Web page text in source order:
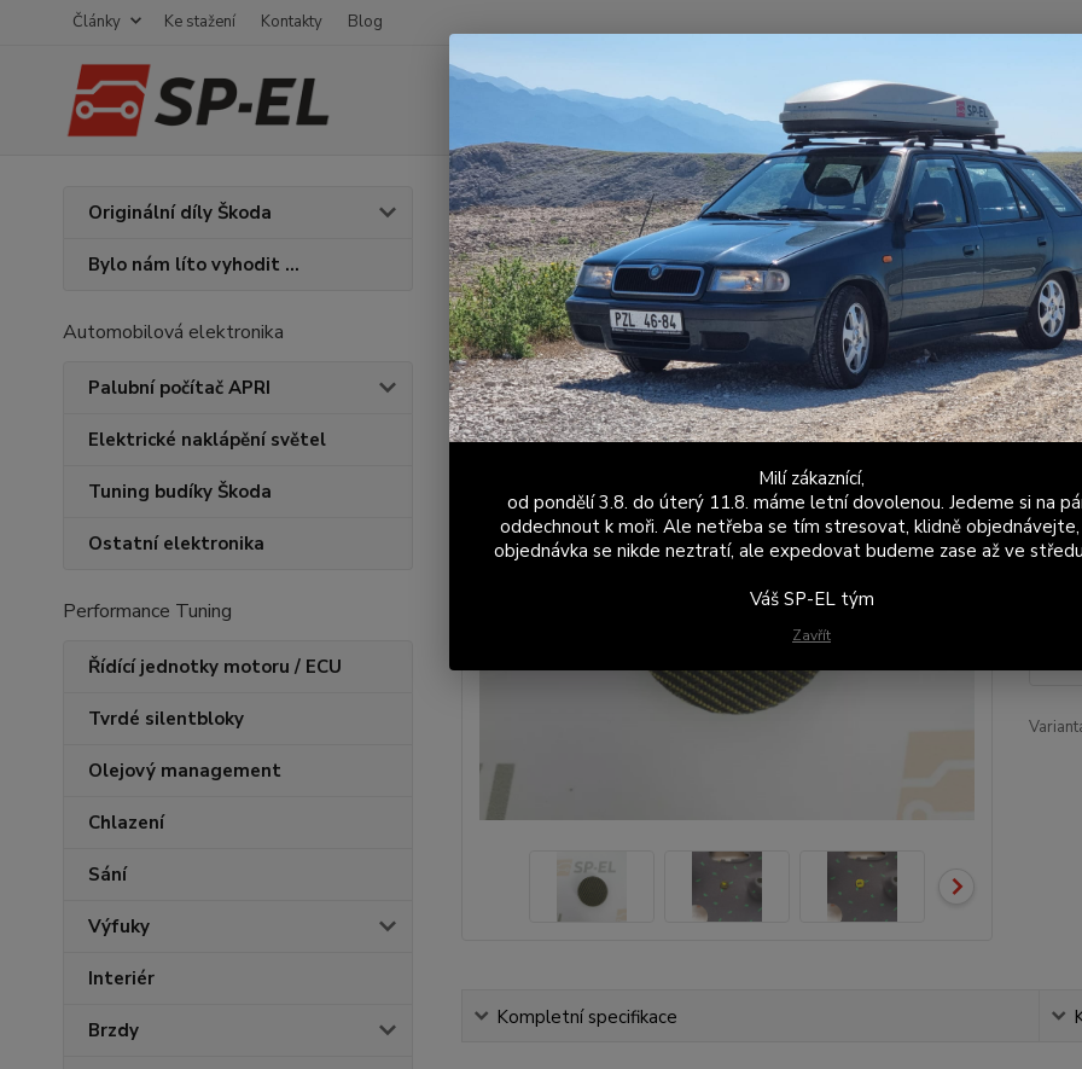
Články Ke stažení Kontakty Blog
Hledat
Originální díly Škoda
Bylo nám líto vyhodit ...
Automobilová elektronika
Palubní počítač APRI
Elektrické naklápění světel
Tuning budíky Škoda
Ostatní elektronika
Performance Tuning
Řídící jednotky motoru / ECU
Tvrdé silentbloky
Olejový management
Chlazení
Sání
Výfuky
Interiér
Brzdy
Úvod Felicia Fun Záslepka tapecírunku Felicia FUN
Záslepka tapecírunku Felicia FUN
popis
Kompletní specifikace
Milí zákaznící,
od pondělí 3.8. do úterý 11.8. máme letní dovolenou. Jedeme si na
oddechnout k moři. Ale netřeba se tím stresovat, klidně objednávejte,
objednávka se nikde neztratí, ale expedovat budeme zase až ve
Váš SP-EL tým
Zavřít